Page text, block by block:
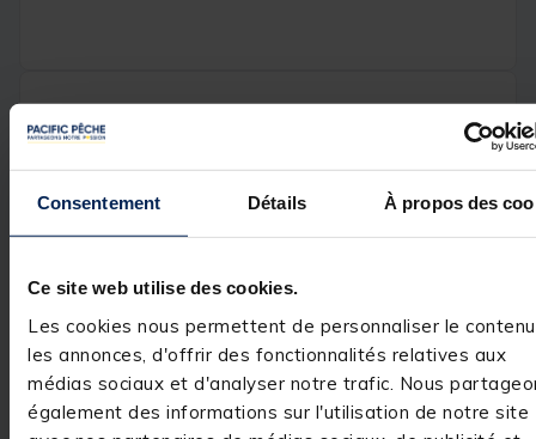
Consentement Détails À propos des
Ce site web utilise des cookies.
Les cookies nous permettent de personnaliser le
les annonces, d'offrir des fonctionnalités relatives aux
médias sociaux et d'analyser notre trafic. Nous
également des informations sur l'utilisation de notre site
Spécifications
Réf.
50758-1
Marque
RIVE
Avis des pêcheurs
5/5